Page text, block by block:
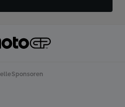
Sponsoren